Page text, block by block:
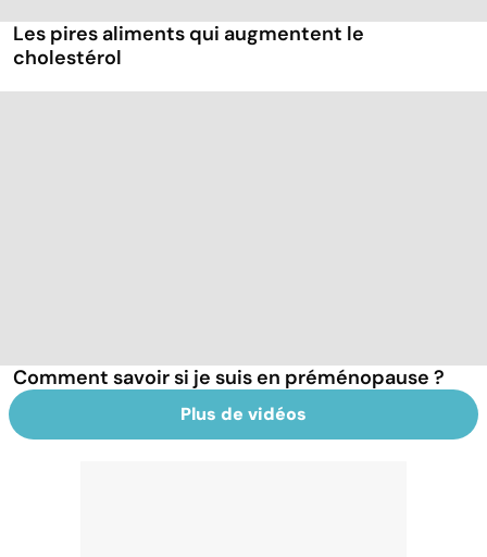
Les pires aliments qui augmentent le
cholestérol
Comment savoir si je suis en préménopause ?
Plus de vidéos